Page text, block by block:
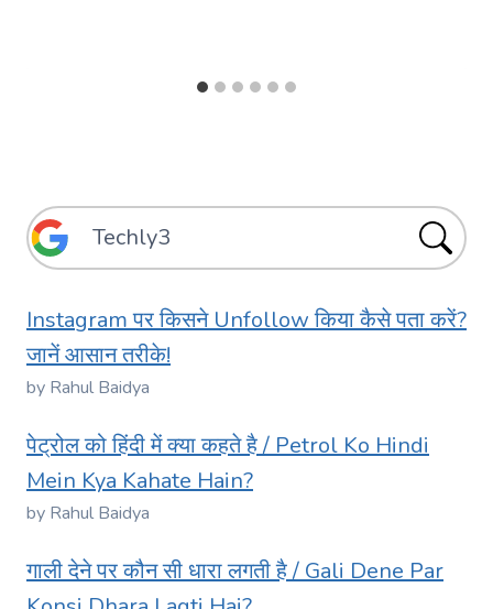
Instagram पर किसने Unfollow किया कैसे पता करें?
जानें आसान तरीके!
by Rahul Baidya
पेट्रोल को हिंदी में क्या कहते है / Petrol Ko Hindi
Mein Kya Kahate Hain?
by Rahul Baidya
गाली देने पर कौन सी धारा लगती है / Gali Dene Par